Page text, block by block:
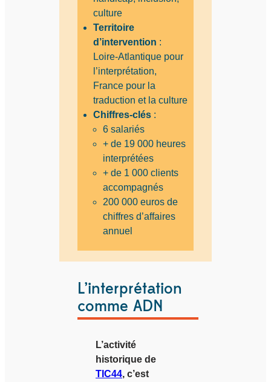
culture
Territoire
d’intervention :
Loire-Atlantique pour
l’interprétation,
France pour la
traduction et la culture
Chiffres-clés :
6 salariés
+ de 19 000 heures
interprétées
+ de 1 000 clients
accompagnés
200 000 euros de
chiffres d’affaires
annuel
L’interprétation
comme ADN
L’activité
historique de
TIC44, c’est